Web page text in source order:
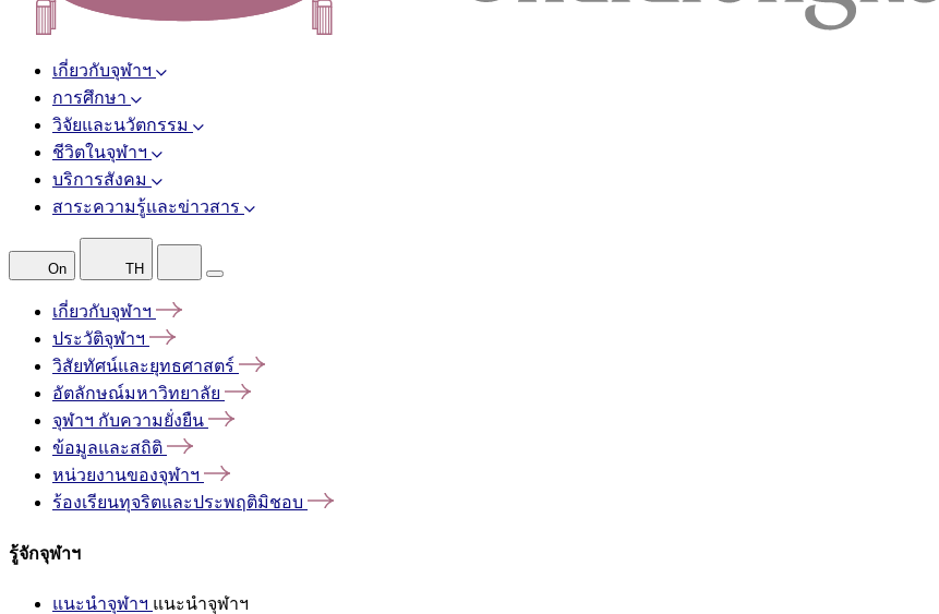
เกี่ยวกับจุฬาฯ
การศึกษา
วิจัยและนวัตกรรม
ชีวิตในจุฬาฯ
บริการสังคม
สาระความรู้และข่าวสาร
On TH
เกี่ยวกับจุฬาฯ
ประวัติจุฬาฯ
วิสัยทัศน์และยุทธศาสตร์
อัตลักษณ์มหาวิทยาลัย
จุฬาฯ กับความยั่งยืน
ข้อมูลและสถิติ
หน่วยงานของจุฬาฯ
ร้องเรียนทุจริตและประพฤติมิชอบ
รู้จักจุฬาฯ
แนะนำจุฬาฯ แนะนำจุฬาฯ